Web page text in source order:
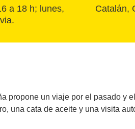
a 18 h; lunes,
Catalán,
propone un viaje por el pasado y
una cata de aceite y una visita